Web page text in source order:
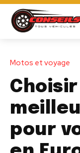
Motos et voyage
pour